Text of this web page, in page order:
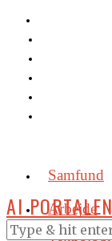
Samfund
Arbejde
AI PORTALEN